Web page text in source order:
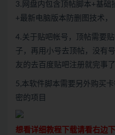
3.网盘内包含顶帖脚本+基础
+最新电脑版本防删图技术，
4.关于贴吧帐号，顶帖需要
子，再用小号去顶帖，没有
友的去百度贴吧注册就完事了
5,本软件脚本需要另外购买
密的项目
想看详细教程下载请看右边